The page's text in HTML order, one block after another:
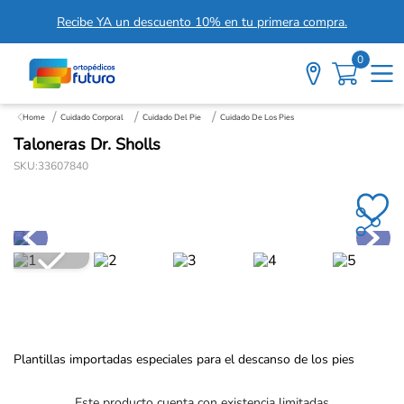
Recibe YA un descuento 10% en tu primera compra.
0
Cuidado Corporal Cuidado Del Pie Cuidado De Los Pies
Taloneras Dr. Sholls
SKU:33607840
Plantillas importadas especiales para el descanso de los pies